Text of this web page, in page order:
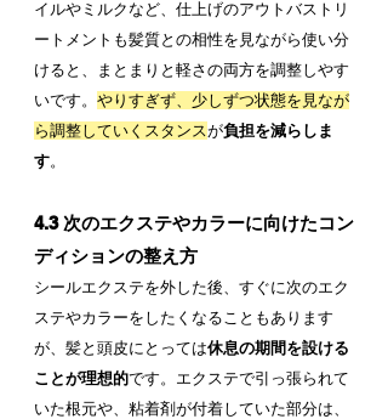
イルやミルクなど、仕上げのアウトバストリ
ートメントも髪質との相性を見ながら使い分
けると、まとまりと軽さの両方を調整しやす
いです。 やりすぎず、少しずつ状態を見なが
ら調整していくスタンスが負担を減らしま
す。
4.3 次のエクステやカラーに向けたコン
ディションの整え方
シールエクステを外した後、すぐに次のエク
ステやカラーをしたくなることもあります
が、髪と頭皮にとっては休息の期間を設ける
ことが理想的です。エクステで引っ張られて
いた根元や、粘着剤が付着していた部分は、